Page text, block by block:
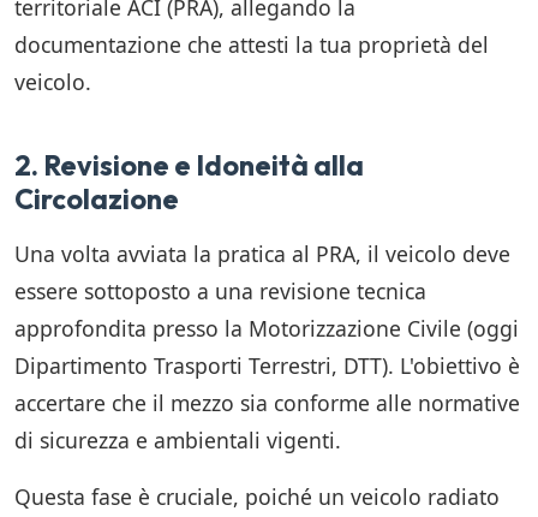
territoriale ACI (PRA), allegando la
documentazione che attesti la tua proprietà del
veicolo.
2. Revisione e Idoneità alla
Circolazione
Una volta avviata la pratica al PRA, il veicolo deve
essere sottoposto a una revisione tecnica
approfondita presso la Motorizzazione Civile (oggi
Dipartimento Trasporti Terrestri, DTT). L'obiettivo è
accertare che il mezzo sia conforme alle normative
di sicurezza e ambientali vigenti.
Questa fase è cruciale, poiché un veicolo radiato